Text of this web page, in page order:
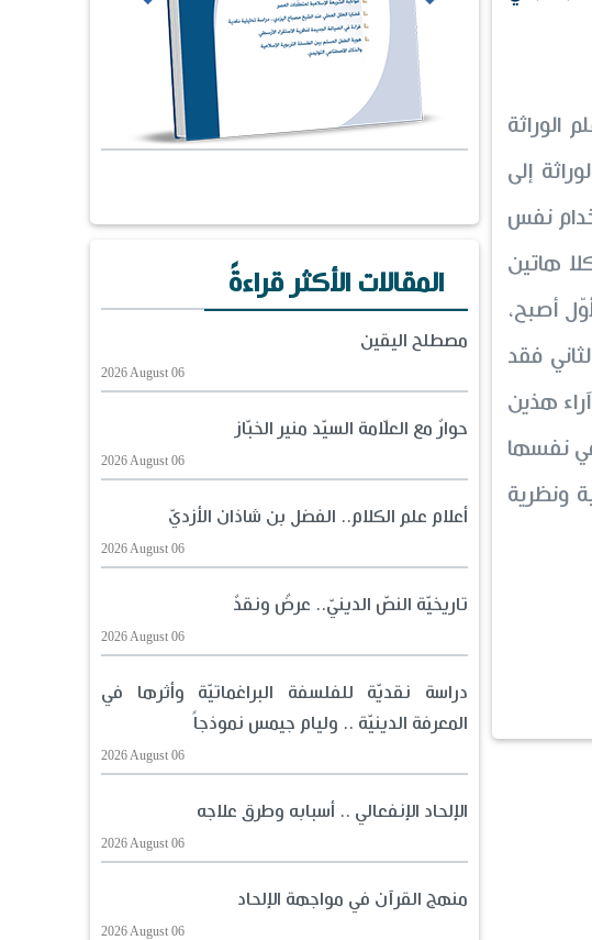
الوراثة
إلى
نفس
هاتين
أصبح،
فقد
هذين
في نفسها
ونظرية
المقالات الأكثر قراءةً
مصطلح اليقين
2026 August 06
حوارٌ مع العلّامة السيّد منير الخبّاز
2026 August 06
أعلام علم الكلام.. الفضل بن شاذان الأزديّ
2026 August 06
تاريخيّة النصّ الدينيّ.. عرضٌ ونقدٌ
2026 August 06
دراسة نقديّة للفلسفة البراغماتيّة وأثرها في
المعرفة الدينيّة .. وليام جيمس نموذجاً
2026 August 06
الإلحاد الإنفعالي .. أسبابه وطرق علاجه
2026 August 06
منهج القرآن في مواجهة الإلحاد
2026 August 06